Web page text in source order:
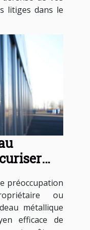
litiges dans le
préoccupation
ou
métallique
efficace de